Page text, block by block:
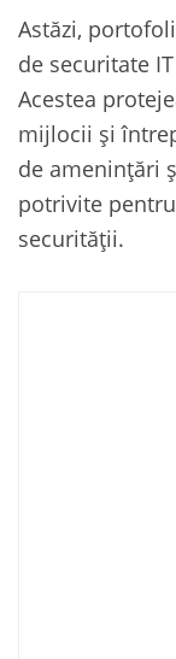
Astăzi,
de securitate
Acestea
mijlocii și
de amenințări
potrivite
securității.